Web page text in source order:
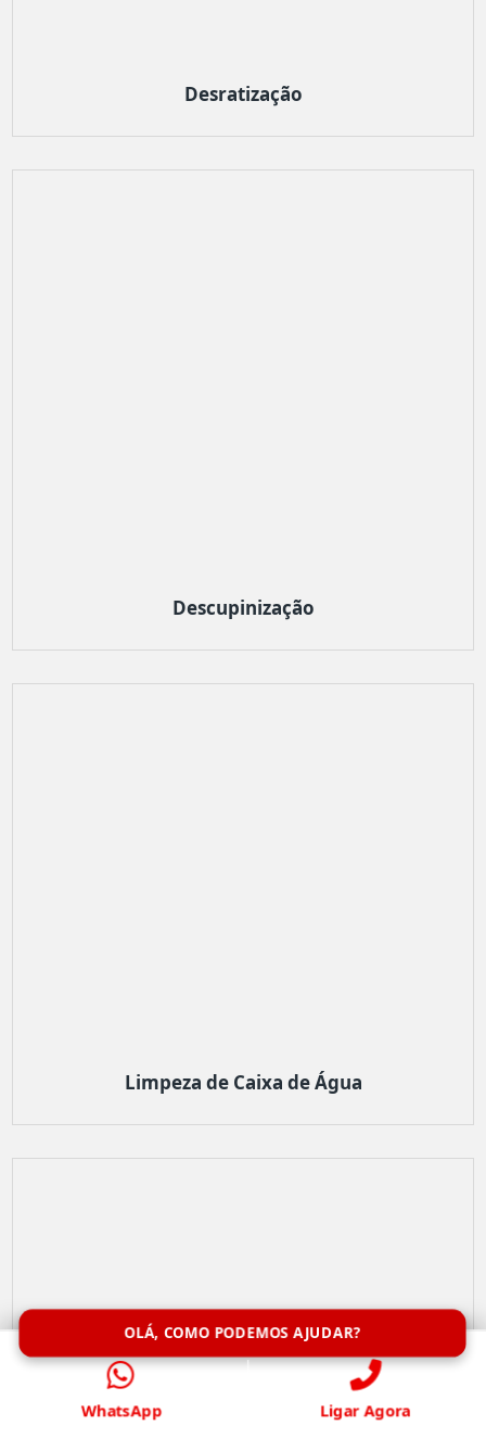
Desratização
Descupinização
Limpeza de Caixa de Água
OLÁ, COMO PODEMOS AJUDAR?
WhatsApp Ligar Agora